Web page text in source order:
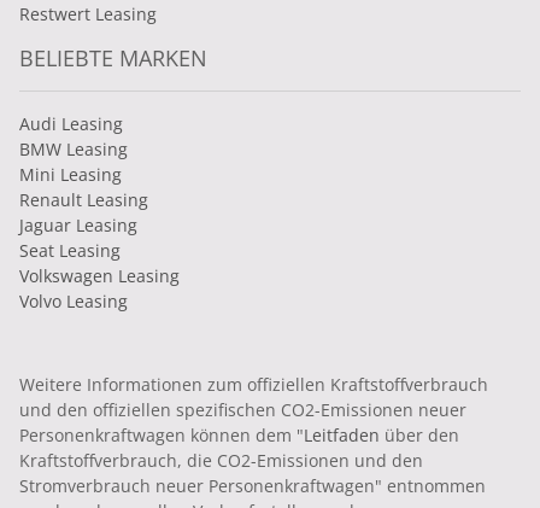
Restwert Leasing
BELIEBTE MARKEN
Audi Leasing
BMW Leasing
Mini Leasing
Renault Leasing
Jaguar Leasing
Seat Leasing
Volkswagen Leasing
Volvo Leasing
Weitere Informationen zum offiziellen Kraftstoffverbrauch
und den offiziellen spezifischen CO2-Emissionen neuer
Personenkraftwagen können dem "Leitfaden über den
Kraftstoffverbrauch, die CO2-Emissionen und den
Stromverbrauch neuer Personenkraftwagen" entnommen